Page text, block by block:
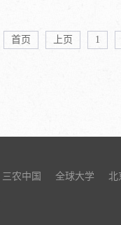
首页 上页 1
三农中国 全球大学 北